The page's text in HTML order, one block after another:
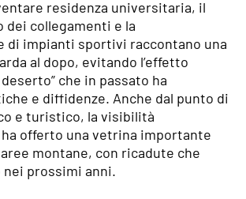
residenza universitaria, il
dei collegamenti e la
di impianti sportivi raccontano una
al dopo, evitando l’effetto
che in passato ha
e diffidenze. Anche dal punto di
e turistico, la visibilità
offerto una vetrina importante
montane, con ricadute che
prossimi anni.